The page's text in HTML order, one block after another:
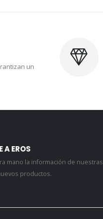
un
A EROS
mano la información de nuestras
productos.